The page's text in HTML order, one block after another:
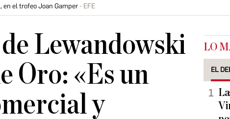
en el trofeo Joan Gamper EFE
Lewandowski
Oro: «Es un
y
LO
EL